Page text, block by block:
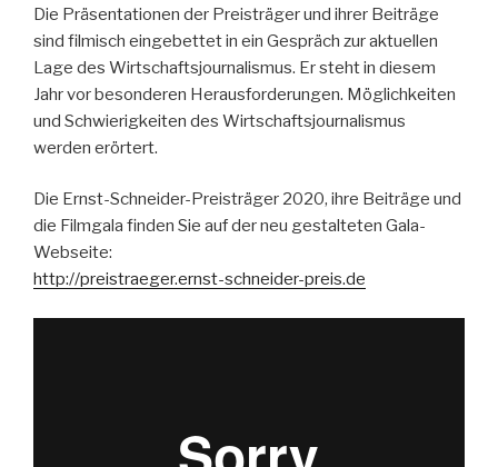
Die Präsentationen der Preisträger und ihrer Beiträge
sind filmisch eingebettet in ein Gespräch zur aktuellen
Lage des Wirtschaftsjournalismus. Er steht in diesem
Jahr vor besonderen Herausforderungen. Möglichkeiten
und Schwierigkeiten des Wirtschaftsjournalismus
werden erörtert.
Die Ernst-Schneider-Preisträger 2020, ihre Beiträge und
die Filmgala finden Sie auf der neu gestalteten Gala-
Webseite:
http://preistraeger.ernst-schneider-preis.de